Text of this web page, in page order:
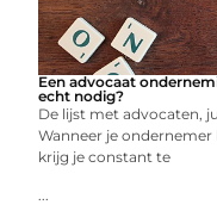
Een advocaat
echt nodig?
De lijst met advocaten,
Wanneer je
krijg je constant te
...